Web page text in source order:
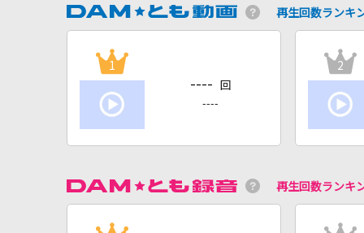
再生回数ランキ
1
---- 回
----
2
再生回数ランキ